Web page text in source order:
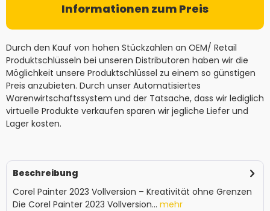
Informationen zum Preis
Durch den Kauf von hohen Stückzahlen an OEM/ Retail
Produktschlüsseln bei unseren Distributoren haben wir die
Möglichkeit unsere Produktschlüssel zu einem so günstigen
Preis anzubieten. Durch unser Automatisiertes
Warenwirtschaftssystem und der Tatsache, dass wir lediglich
virtuelle Produkte verkaufen sparen wir jegliche Liefer und
Lager kosten.
Beschreibung
Corel Painter 2023 Vollversion – Kreativität ohne Grenzen
Die Corel Painter 2023 Vollversion... mehr